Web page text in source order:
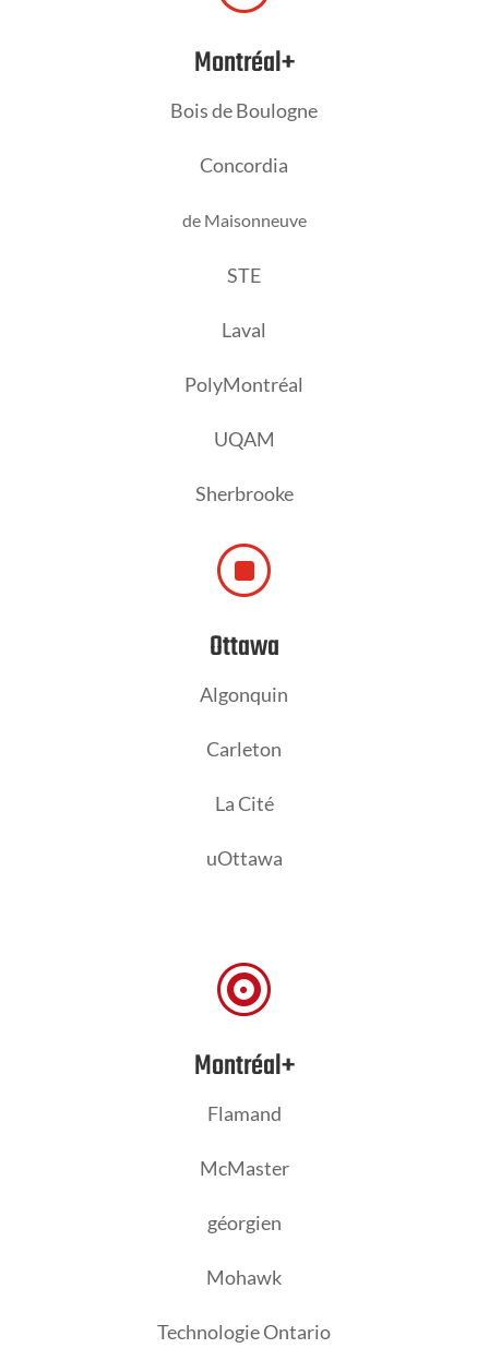
Montréal+
Bois de Boulogne
Concordia
de Maisonneuve
STE
Laval
PolyMontréal
UQAM
Sherbrooke
]
Ottawa
Algonquin
Carleton
La Cité
uOttawa

Montréal+
Flamand
McMaster
géorgien
Mohawk
Technologie Ontario